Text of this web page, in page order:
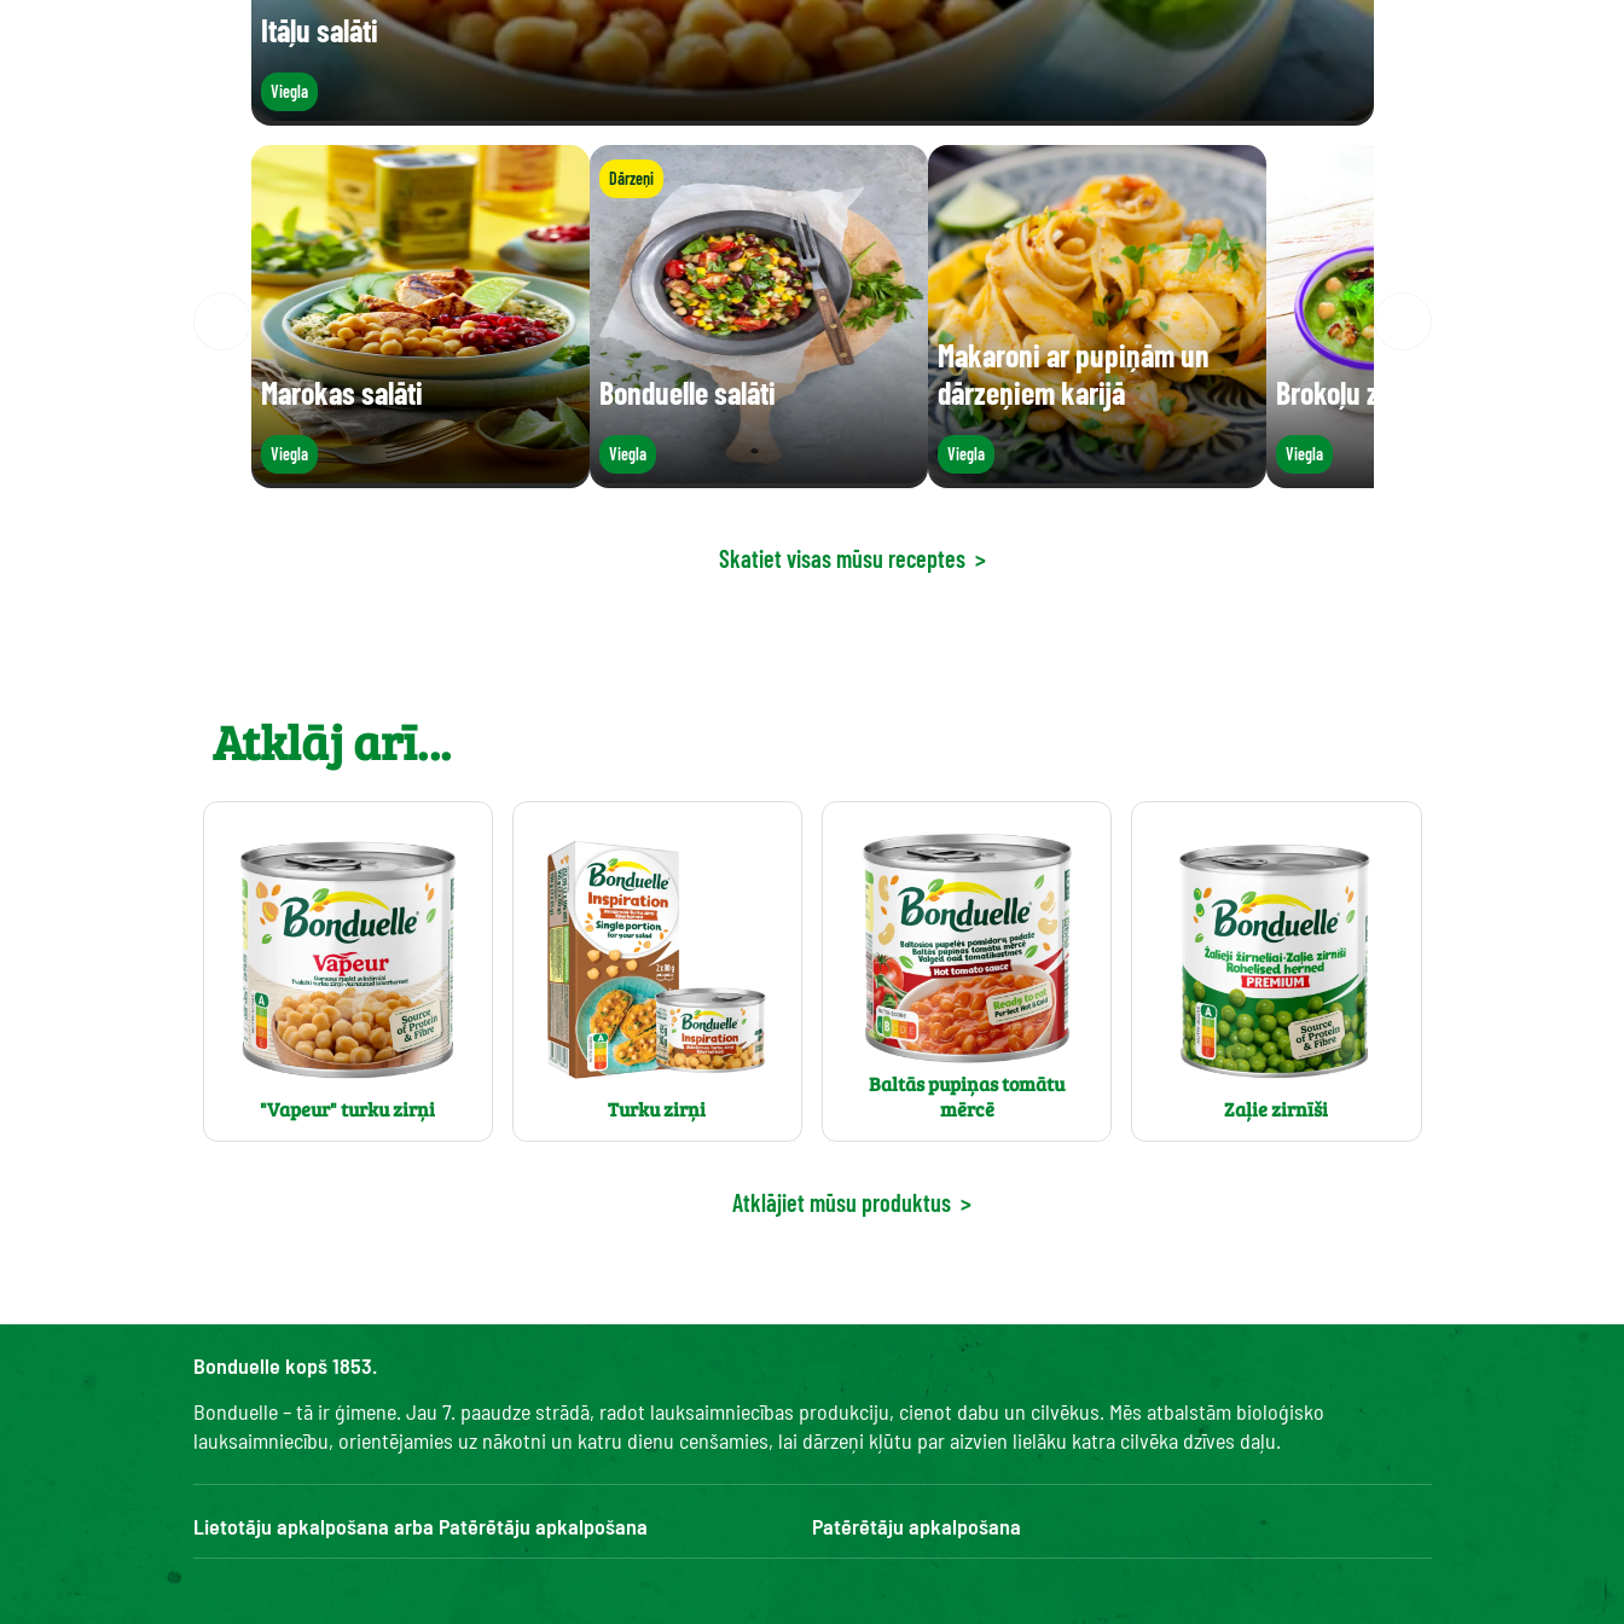
Itāļu salāti
Viegla
Marokas salāti
Viegla
Dārzeņi
Bonduelle salāti
Viegla
Makaroni ar pupiņām un
dārzeņiem karijā
Viegla
Brokoļu zupa
Viegla
Skatiet visas mūsu receptes >
Atklāj arī...
"Vapeur" turku zirņi Turku zirņi
Baltās pupiņas tomātu
mērcē
Zaļie zirnīši
Atklājiet mūsu produktus >
Bonduelle kopš 1853.
Bonduelle – tā ir ģimene. Jau 7. paaudze strādā, radot lauksaimniecības produkciju, cienot dabu un cilvēkus. Mēs atbalstām bioloģisko
lauksaimniecību, orientējamies uz nākotni un katru dienu cenšamies, lai dārzeņi kļūtu par aizvien lielāku katra cilvēka dzīves daļu.
Lietotāju apkalpošana arba Patērētāju apkalpošana
Patērētāju apkalpošana